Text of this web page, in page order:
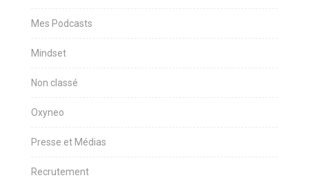
Mes Podcasts
Mindset
Non classé
Oxyneo
Presse et Médias
Recrutement